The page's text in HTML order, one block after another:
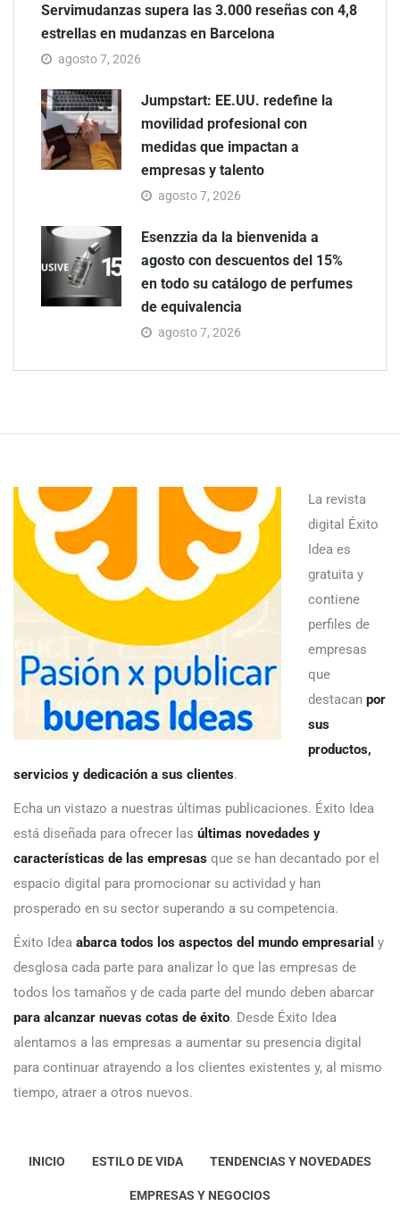
Servimudanzas supera las 3.000 reseñas con 4,8
estrellas en mudanzas en Barcelona
agosto 7, 2026
Jumpstart: EE.UU. redefine la
movilidad profesional con
medidas que impactan a
empresas y talento
agosto 7, 2026
Esenzzia da la bienvenida a
agosto con descuentos del 15%
en todo su catálogo de perfumes
de equivalencia
agosto 7, 2026
La revista
digital Éxito
Idea es
gratuita y
contiene
perfiles de
empresas
que
destacan por
sus
productos,
servicios y dedicación a sus clientes.
Echa un vistazo a nuestras últimas publicaciones. Éxito Idea
está diseñada para ofrecer las últimas novedades y
características de las empresas que se han decantado por el
espacio digital para promocionar su actividad y han
prosperado en su sector superando a su competencia.
Éxito Idea abarca todos los aspectos del mundo empresarial y
desglosa cada parte para analizar lo que las empresas de
todos los tamaños y de cada parte del mundo deben abarcar
para alcanzar nuevas cotas de éxito. Desde Éxito Idea
alentamos a las empresas a aumentar su presencia digital
para continuar atrayendo a los clientes existentes y, al mismo
tiempo, atraer a otros nuevos.
INICIO ESTILO DE VIDA TENDENCIAS Y NOVEDADES
EMPRESAS Y NEGOCIOS